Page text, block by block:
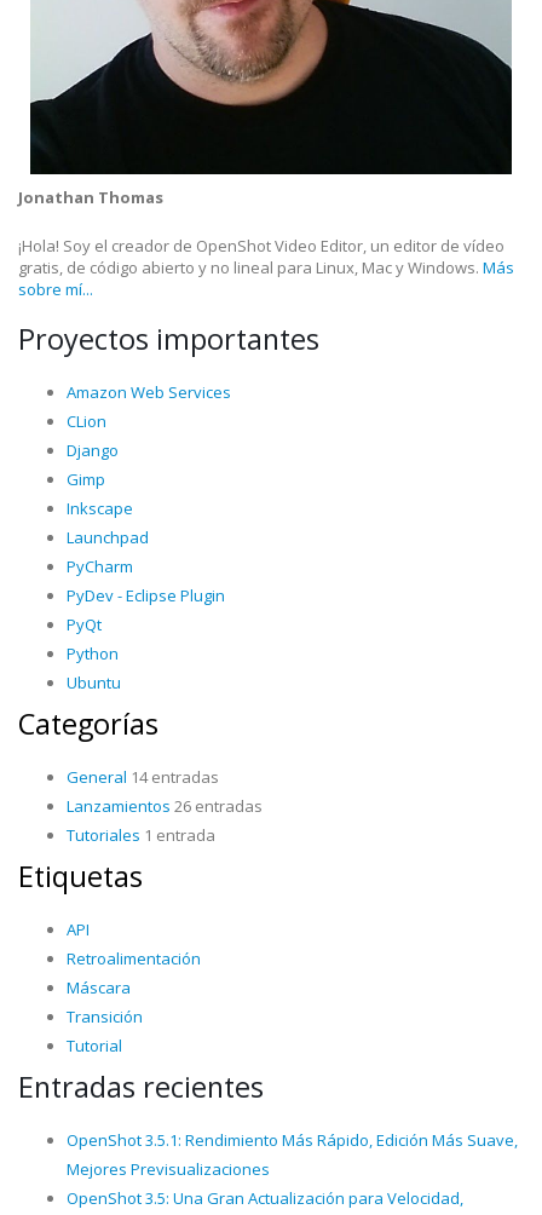
Jonathan Thomas
¡Hola! Soy el creador de OpenShot Video Editor, un editor de vídeo
gratis, de código abierto y no lineal para Linux, Mac y Windows. Más
sobre mí...
Proyectos importantes
Amazon Web Services
CLion
Django
Gimp
Inkscape
Launchpad
PyCharm
PyDev - Eclipse Plugin
PyQt
Python
Ubuntu
Categorías
General 14 entradas
Lanzamientos 26 entradas
Tutoriales 1 entrada
Etiquetas
API
Retroalimentación
Máscara
Transición
Tutorial
Entradas recientes
OpenShot 3.5.1: Rendimiento Más Rápido, Edición Más Suave,
Mejores Previsualizaciones
OpenShot 3.5: Una Gran Actualización para Velocidad,